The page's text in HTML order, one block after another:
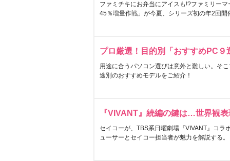
ファミチキにお弁当にアイスも!?ファミリー
45％増量作戦」が今夏、シリーズ初の年2回開
プロ厳選！目的別「おすすめPC９
用途に合うパソコン選びは意外と難しい。そ
途別のおすすめモデルをご紹介！
『VIVANT』続編の鍵は…世界観
セイコーが、TBS系日曜劇場『VIVANT』コラ
ューサーとセイコー担当者が魅力を解説する。